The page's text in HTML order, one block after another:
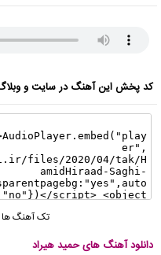
کد پخش این آهنگ در سایت و
تک آهنگ ها
دانلود آهنگ های حمید هیراد